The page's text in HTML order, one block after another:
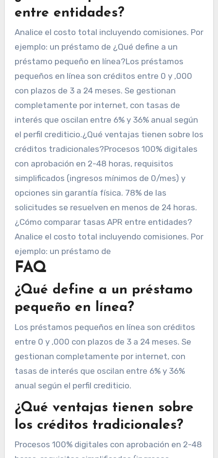
entre entidades?
Analice el costo total incluyendo comisiones. Por
ejemplo: un préstamo de ¿Qué define a un
préstamo pequeño en línea?Los préstamos
pequeños en línea son créditos entre 0 y ,000
con plazos de 3 a 24 meses. Se gestionan
completamente por internet, con tasas de
interés que oscilan entre 6% y 36% anual según
el perfil crediticio.¿Qué ventajas tienen sobre los
créditos tradicionales?Procesos 100% digitales
con aprobación en 2-48 horas, requisitos
simplificados (ingresos mínimos de 0/mes) y
opciones sin garantía física. 78% de las
solicitudes se resuelven en menos de 24 horas.
¿Cómo comparar tasas APR entre entidades?
Analice el costo total incluyendo comisiones. Por
ejemplo: un préstamo de
FAQ
¿Qué define a un préstamo
pequeño en línea?
Los préstamos pequeños en línea son créditos
entre 0 y ,000 con plazos de 3 a 24 meses. Se
gestionan completamente por internet, con
tasas de interés que oscilan entre 6% y 36%
anual según el perfil crediticio.
¿Qué ventajas tienen sobre
los créditos tradicionales?
Procesos 100% digitales con aprobación en 2-48